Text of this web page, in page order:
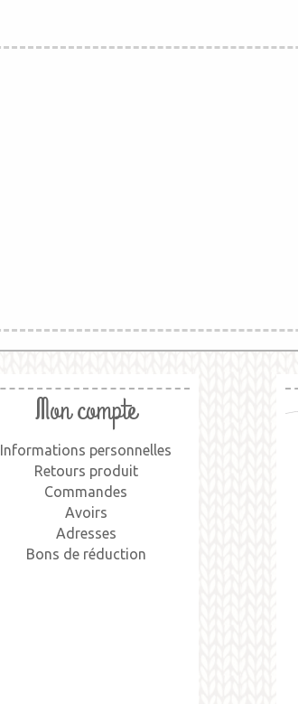
Mon compte
Informations personnelles
Retours produit
Commandes
Avoirs
Adresses
Bons de réduction